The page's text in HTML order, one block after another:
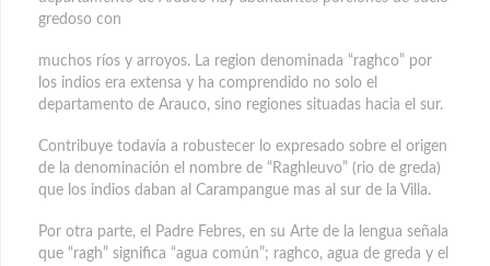
gredoso con
muchos ríos y arroyos. La region denominada “raghco” por
los indios era extensa y ha comprendido no solo el
departamento de Arauco, sino regiones situadas hacia el sur.
Contribuye todavía a robustecer lo expresado sobre el origen
de la denominación el nombre de “Raghleuvo” (rio de greda)
que los indios daban al Carampangue mas al sur de la Villa.
Por otra parte, el Padre Febres, en su Arte de la lengua señala
que “ragh” significa “agua común”; raghco, agua de greda y el